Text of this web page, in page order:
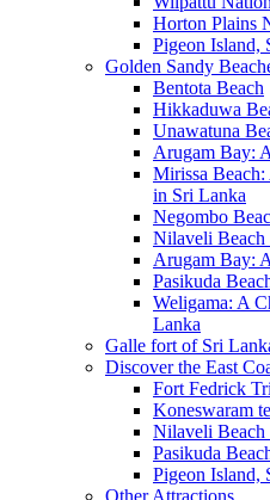
Horton Plains
Pigeon Island,
Golden Sandy
Bentota Beach
Hikkaduwa
Unawatuna
Arugam Bay:
Mirissa
in Sri Lanka
Negombo
Nilaveli Beach
Arugam Bay:
Pasikuda
Weligama: A
Lanka
Galle fort of Sri
Discover the East
Fort Fedrick
Koneswaram
Nilaveli Beach
Pasikuda
Pigeon Island,
Other Attractions